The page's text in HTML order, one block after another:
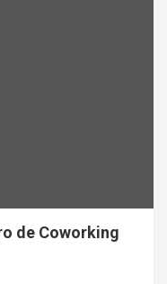
de Coworking